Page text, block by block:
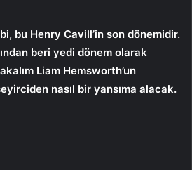
bu Henry Cavill’in son dönemidir.
beri yedi dönem olarak
Liam Hemsworth’un
nasıl bir yansıma alacak.